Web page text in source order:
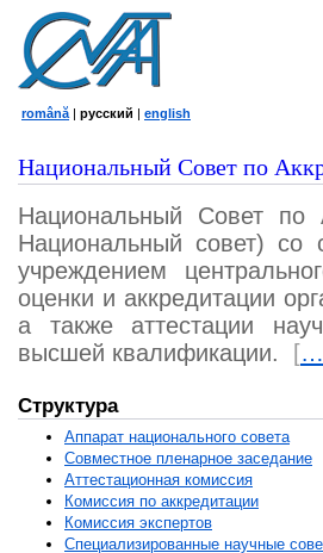
română | русский | english
Национальный Совет по
Национальный Совет по
Национальный совет) со
учреждением
оценки и аккредитации
а также аттестации
высшей квалификации.
[…
Структура
Аппарат национального совета
Совместное пленарное заседание
Аттестационная комисcия
Комиссия по аккредитации
Комиссия экспертов
Специализированные научные